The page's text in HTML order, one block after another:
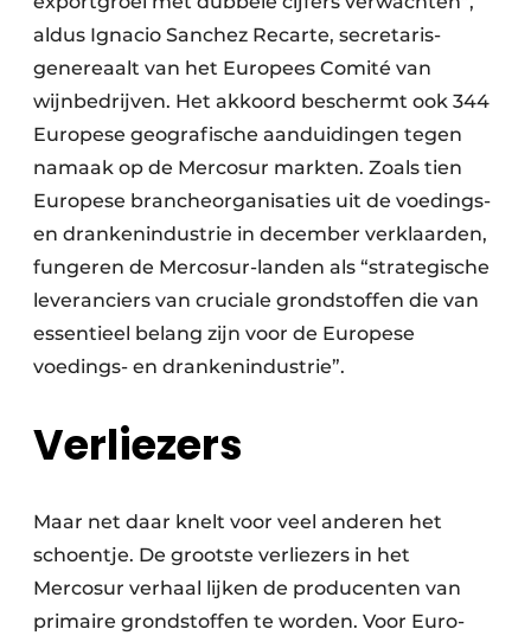
aldus Ignacio Sanchez Recarte, secretaris-
genereaalt van het Europees Comité van
wijnbedrijven. Het akkoord beschermt ook 344
Europese geografische aanduidingen tegen
namaak op de Mercosur markten. Zoals tien
Europese brancheorganisaties uit de voedings-
en drankenindustrie in december verklaarden,
fungeren de Mercosur-landen als “strategische
leveranciers van cruciale grondstoffen die van
essentieel belang zijn voor de Europese
voedings- en drankenindustrie”.
Verliezers
Maar net daar knelt voor veel anderen het
schoentje. De grootste verliezers in het
Mercosur verhaal lijken de producenten van
primaire grondstoffen te worden. Voor Euro­